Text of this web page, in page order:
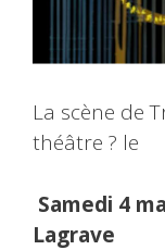
La scène de
théâtre ? le
Samedi 4
Lagrave